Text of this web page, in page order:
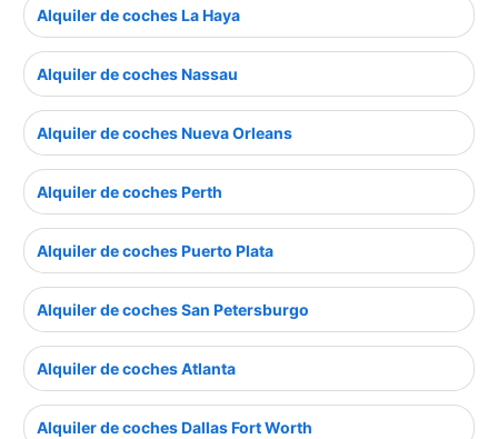
Alquiler de coches La Haya
Alquiler de coches Nassau
Alquiler de coches Nueva Orleans
Alquiler de coches Perth
Alquiler de coches Puerto Plata
Alquiler de coches San Petersburgo
Alquiler de coches Atlanta
Alquiler de coches Dallas Fort Worth